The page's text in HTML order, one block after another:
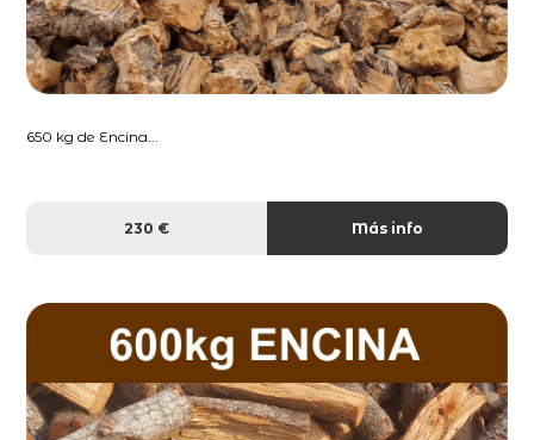
650 kg de Encina...
230 € Más info